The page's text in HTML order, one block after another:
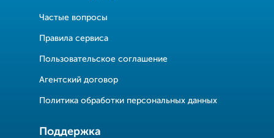
Частые вопросы
Правила сервиса
Пользовательское соглашение
Агентский договор
Политика обработки персональных данных
Поддержка